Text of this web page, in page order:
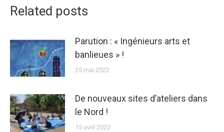
Related posts
Parution : « Ingénieurs arts et
banlieues » !
25 mai 2022
De nouveaux sites d’ateliers dans
le Nord !
15 avril 2022